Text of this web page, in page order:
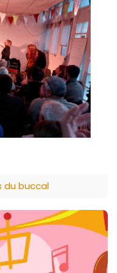
du buccal